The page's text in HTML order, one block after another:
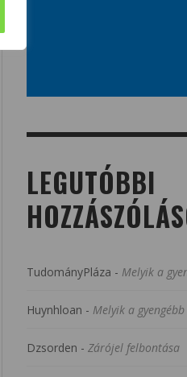
LEGUTÓBBI
TudományPláza - Melyik a
Huynhloan - Melyik a
Dzsorden - Zárójel felbontása